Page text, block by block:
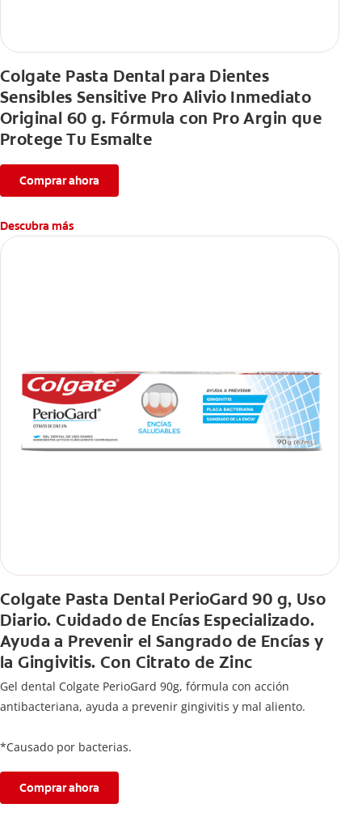
Colgate Pasta Dental para Dientes
Sensibles Sensitive Pro Alivio Inmediato
Original 60 g. Fórmula con Pro Argin que
Protege Tu Esmalte
Comprar ahora
Descubra más
Colgate Pasta Dental PerioGard 90 g, Uso
Diario. Cuidado de Encías Especializado.
Ayuda a Prevenir el Sangrado de Encías y
la Gingivitis. Con Citrato de Zinc
Gel dental Colgate PerioGard 90g, fórmula con acción
antibacteriana, ayuda a prevenir gingivitis y mal aliento.
*Causado por bacterias.
Comprar ahora